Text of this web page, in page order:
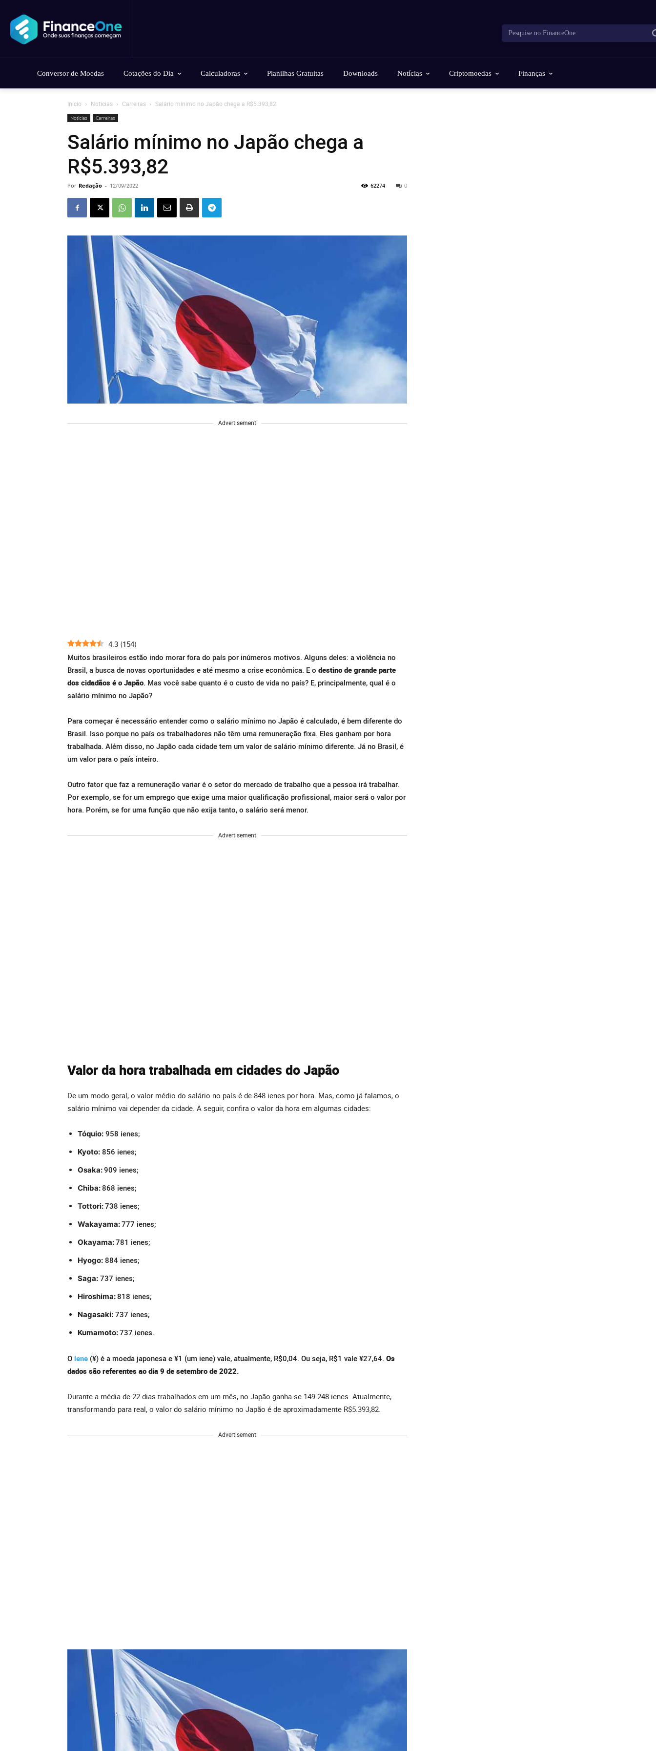
Pesquise no FinanceOne
Conversor de Moedas Cotações do Dia Calculadoras Planilhas Gratuitas Downloads Notícias Criptomoedas Finanças
Início Notícias Carreiras Salário mínimo no Japão chega a R$5.393,82
Notícias Carreiras
Salário mínimo no Japão chega a
R$5.393,82
Por Redação - 12/09/2022 0
62274
Advertisement
4.3 (154)
Muitos brasileiros estão indo morar fora do país por inúmeros motivos. Alguns deles: a violência no
Brasil, a busca de novas oportunidades e até mesmo a crise econômica. E o destino de grande parte
dos cidadãos é o Japão. Mas você sabe quanto é o custo de vida no país? E, principalmente, qual é o
salário mínimo no Japão?
Para começar é necessário entender como o salário mínimo no Japão é calculado, é bem diferente do
Brasil. Isso porque no país os trabalhadores não têm uma remuneração fixa. Eles ganham por hora
trabalhada. Além disso, no Japão cada cidade tem um valor de salário mínimo diferente. Já no Brasil, é
um valor para o país inteiro.
Outro fator que faz a remuneração variar é o setor do mercado de trabalho que a pessoa irá trabalhar.
Por exemplo, se for um emprego que exige uma maior qualificação profissional, maior será o valor por
hora. Porém, se for uma função que não exija tanto, o salário será menor.
Advertisement
Valor da hora trabalhada em cidades do Japão
De um modo geral, o valor médio do salário no país é de 848 ienes por hora. Mas, como já falamos, o
salário mínimo vai depender da cidade. A seguir, confira o valor da hora em algumas cidades:
Tóquio: 958 ienes;
Kyoto: 856 ienes;
Osaka:909 ienes;
Chiba:868 ienes;
Tottori:738 ienes;
Wakayama:777 ienes;
Okayama:781 ienes;
Hyogo: 884 ienes;
Saga: 737 ienes;
Hiroshima:818 ienes;
Nagasaki: 737 ienes;
Kumamoto:737 ienes.
O iene (¥) é a moeda japonesa e ¥1 (um iene) vale, atualmente, R$0,04. Ou seja, R$1 vale ¥27,64. Os
dados são referentes ao dia 9 de setembro de 2022.
Durante a média de 22 dias trabalhados em um mês, no Japão ganha-se 149.248 ienes. Atualmente,
transformando para real, o valor do salário mínimo no Japão é de aproximadamente R$5.393,82.
Advertisement